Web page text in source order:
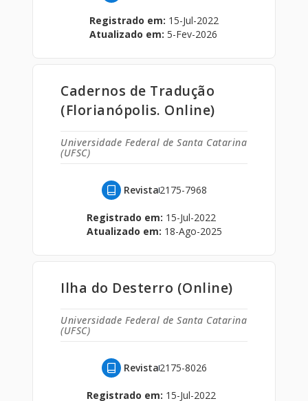
Registrado em: 15-Jul-2022
Atualizado em: 5-Fev-2026
Cadernos de Tradução
(Florianópolis. Online)
Universidade Federal de Santa Catarina
(UFSC)
Revista2175-7968
Registrado em: 15-Jul-2022
Atualizado em: 18-Ago-2025
Ilha do Desterro (Online)
Universidade Federal de Santa Catarina
(UFSC)
Revista2175-8026
Registrado em: 15-Jul-2022